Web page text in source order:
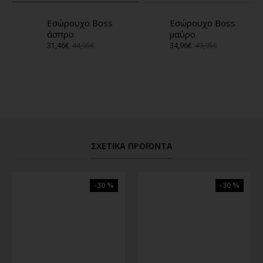
Εσώρουχο Boss
άσπρο
31,46€ 44,95€
Εσώρουχο Boss
μαύρο
34,96€ 49,95€
ΣΧΕΤΙΚΆ ΠΡΟΪΌΝΤΑ
-30 % -30 %